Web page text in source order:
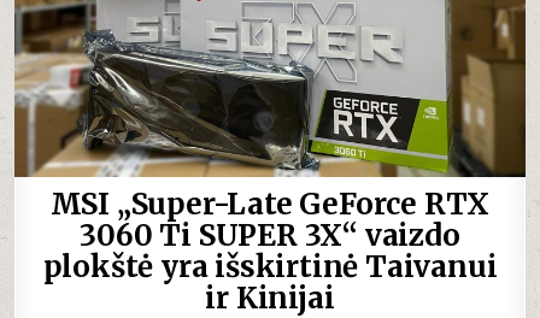
MSI „Super-Late GeForce RTX
3060 Ti SUPER 3X“ vaizdo
plokštė yra išskirtinė Taivanui
ir Kinijai